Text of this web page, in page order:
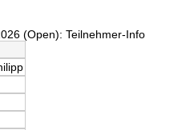
(Open): Teilnehmer-Info